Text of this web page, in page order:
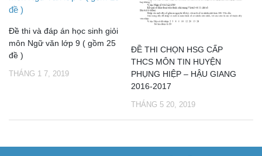
Đề thi và đáp án học sinh giỏi
môn Ngữ văn lớp 9 ( gồm 25
đề )
THÁNG 1 7, 2019
ĐỀ THI CHỌN HSG CẤP
THCS MÔN TIN HUYỆN
PHỤNG HIỆP – HẬU GIANG
2016-2017
THÁNG 5 20, 2019